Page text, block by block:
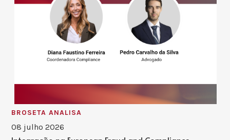
BROSETA ANALISA
08 julho 2026